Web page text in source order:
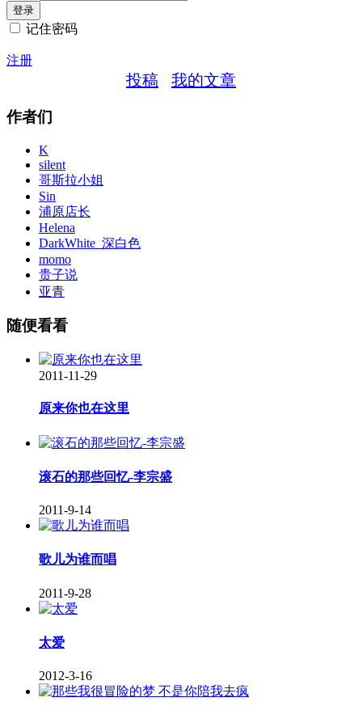
记住密码
注册
投稿 我的文章
作者们
K
silent
哥斯拉小姐
Sin
浦原店长
Helena
DarkWhite_深白色
momo
贵子说
亚青
随便看看
2011-11-29
原来你也在这里
滚石的那些回忆-李宗盛
2011-9-14
歌儿为谁而唱
2011-9-28
太爱
2012-3-16